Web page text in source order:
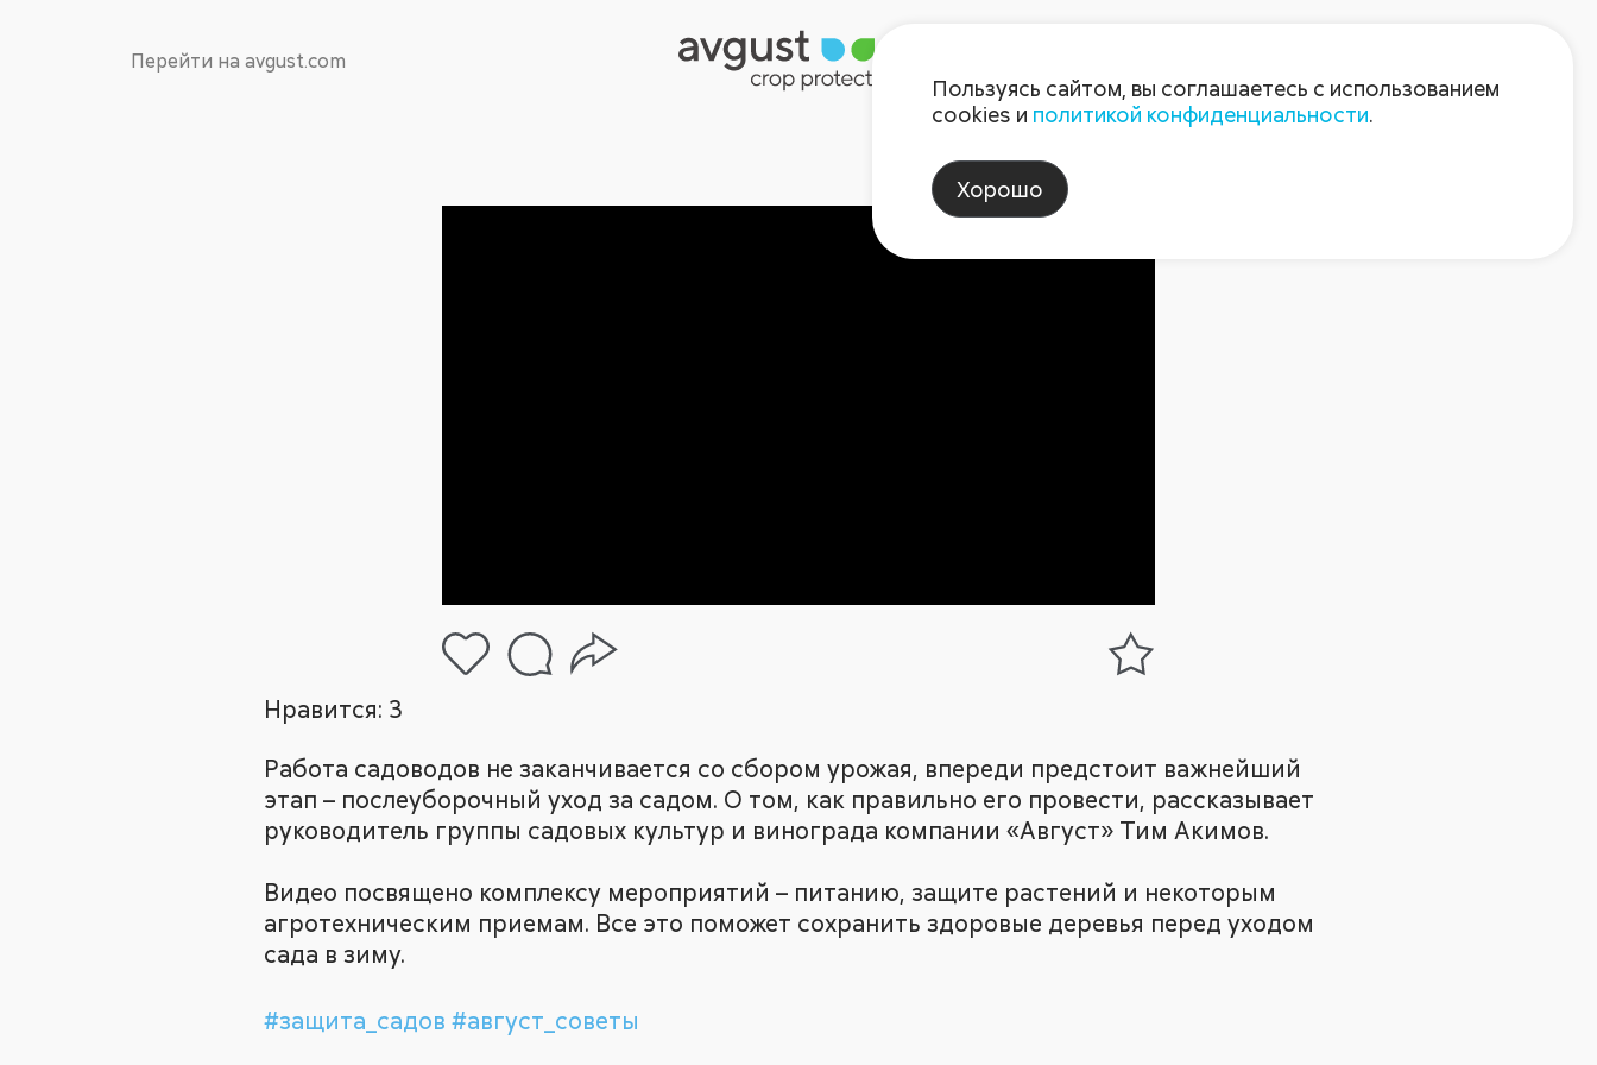
Перейти на avgust.com
Нравится: 3
Работа садоводов не заканчивается со сбором урожая, впереди предстоит важнейший
этап – послеуборочный уход за садом. О том, как правильно его провести, рассказывает
руководитель группы садовых культур и винограда компании «Август» Тим Акимов.
Видео посвящено комплексу мероприятий – питанию, защите растений и некоторым
агротехническим приемам. Все это поможет сохранить здоровые деревья перед уходом
сада в зиму.
#защита_садов #август_советы
Пользуясь сайтом, вы соглашаетесь с использованием
cookies и политикой конфиденциальности.
Хорошо